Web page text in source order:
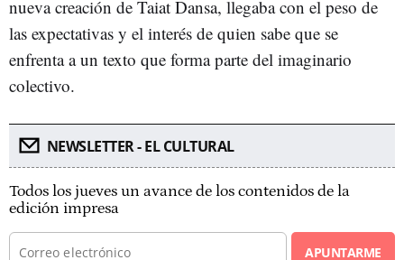
nueva creación de Taiat Dansa, llegaba con el peso de
las expectativas y el interés de quien sabe que se
enfrenta a un texto que forma parte del imaginario
colectivo.
NEWSLETTER - EL CULTURAL
Todos los jueves un avance de los contenidos de la
edición impresa
APUNTARME